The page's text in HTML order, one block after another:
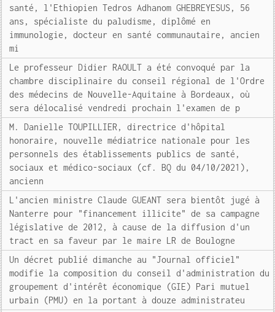
santé, l'Ethiopien Tedros Adhanom GHEBREYESUS, 56
ans, spécialiste du paludisme, diplômé en
immunologie, docteur en santé communautaire, ancien
mi
Le professeur Didier RAOULT a été convoqué par la
chambre disciplinaire du conseil régional de l'Ordre
des médecins de Nouvelle-Aquitaine à Bordeaux, où
sera délocalisé vendredi prochain l'examen de p
M. Danielle TOUPILLIER, directrice d'hôpital
honoraire, nouvelle médiatrice nationale pour les
personnels des établissements publics de santé,
sociaux et médico-sociaux (cf. BQ du 04/10/2021),
ancienn
L'ancien ministre Claude GUEANT sera bientôt jugé à
Nanterre pour "financement illicite" de sa campagne
législative de 2012, à cause de la diffusion d'un
tract en sa faveur par le maire LR de Boulogne
Un décret publié dimanche au "Journal officiel"
modifie la composition du conseil d'administration du
groupement d'intérêt économique (GIE) Pari mutuel
urbain (PMU) en la portant à douze administrateu